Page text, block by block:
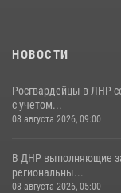
НОВОСТИ
Росгвардейцы в ЛНР
с учетом...
08 августа 2026, 09:00
В ДНР выполняющие
региональны...
08 августа 2026, 05:00